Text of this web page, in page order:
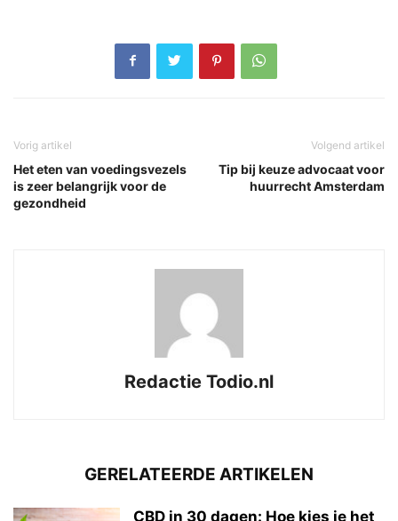
Vorig artikel
Het eten van voedingsvezels
is zeer belangrijk voor de
gezondheid
Volgend artikel
Tip bij keuze advocaat voor
huurrecht Amsterdam
Redactie Todio.nl
GERELATEERDE ARTIKELEN
CBD in 30 dagen: Hoe kies je het